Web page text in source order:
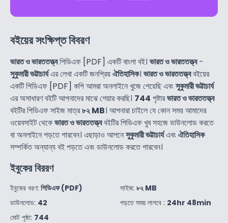
বইয়ের সংক্ষিপ্ত বিবরণ
ভারত ও ভারততত্ত্বপিডিএফ [PDF] একটি বাংলা বই। ভারত ও ভারততত্ত্ব-
সুকুমারী ভট্টাচার্যএর লেখা একটি জনপ্রিয়ঐতিহাসিক। ভারত ও ভারততত্ত্ববইয়ের
একটি পিডিএফ [PDF] কপি আমরা অনলাইনে খুজে পেয়েছি এবংসুকুমারী ভট্টাচার্য
এর অসাধারণ বইটি আপনাদের মাঝে শেয়ার করছি। 744 পৃষ্টারভারত ও ভারততত্ত্ব
বইটির পিডিএফ সাইজ মাত্র৮২ MB। আপনারা চাইলে যে কোন সময় আমাদের
ওয়েবসাইট থেকেভারত ও ভারততত্ত্ববইটির পিডিএফ খুব সহজে ডাউনলোড করতে
বা অনলাইনে পড়তে পারবেন। এছাড়াও আপনেসুকুমারী ভট্টাচার্যএবংঐতিহাসিক
সম্পর্কিত অন্যান্য বই পড়তে এবং ডাউনলোড করতে পারবেন।
ইবুকের বিররণ
ইবুকের ধরণ: পিডিএফ (PDF)
ডাউনলোড: 42
মোট পৃষ্ঠা: 744
সাইজ: ৮২ MB
পড়তে সময় লাগবে : 24hr 48min